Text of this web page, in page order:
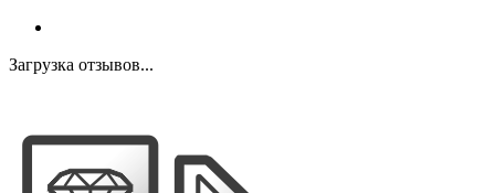
Загрузка отзывов...